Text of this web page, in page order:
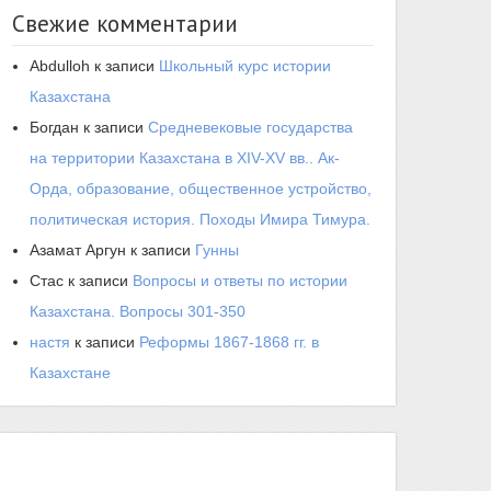
Свежие комментарии
Abdulloh к записи Школьный курс истории
Казахстана
Богдан к записи Средневековые государства
на территории Казахстана в XIV-XV вв.. Ак-
Орда, образование, общественное устройство,
политическая история. Походы Имира Тимура.
Азамат Аргун к записи Гунны
Стас к записи Вопросы и ответы по истории
Казахстана. Вопросы 301-350
настя к записи Реформы 1867-1868 гг. в
Казахстане